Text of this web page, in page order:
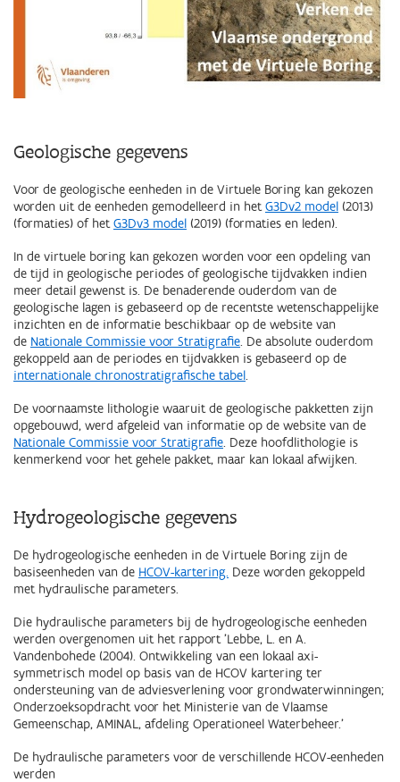
Geologische gegevens
Voor de geologische eenheden in de Virtuele Boring kan gekozen
worden uit de eenheden gemodelleerd in hetG3Dv2 model (2013)
(formaties) of hetG3Dv3 model (2019) (formaties en leden).
In de virtuele boring kan gekozen worden voor een opdeling van
de tijd in geologische periodes of geologische tijdvakken indien
meer detail gewenst is. De benaderende ouderdom van de
geologische lagen is gebaseerd op de recentste wetenschappelijke
inzichten en de informatie beschikbaar op de website van
de Nationale Commissie voor Stratigrafie. De absolute ouderdom
gekoppeld aan de periodes en tijdvakken is gebaseerd op de
internationale chronostratigrafische tabel.
De voornaamste lithologie waaruit de geologische pakketten zijn
opgebouwd, werd afgeleid van informatie op de website van de
Nationale Commissie voor Stratigrafie. Deze hoofdlithologie is
kenmerkend voor het gehele pakket, maar kan lokaal afwijken.
Hydrogeologische gegevens
De hydrogeologische eenheden in de Virtuele Boring zijn de
basiseenheden van de HCOV-kartering. Deze worden gekoppeld
met hydraulische parameters.
Die hydraulische parameters bij de hydrogeologische eenheden
werden overgenomen uit het rapport 'Lebbe, L. en A.
Vandenbohede (2004). Ontwikkeling van een lokaal axi-
symmetrisch model op basis van de HCOV kartering ter
ondersteuning van de adviesverlening voor grondwaterwinningen;
Onderzoeksopdracht voor het Ministerie van de Vlaamse
Gemeenschap, AMINAL, afdeling Operationeel Waterbeheer.'
De hydraulische parameters voor de verschillende HCOV-eenheden
werden